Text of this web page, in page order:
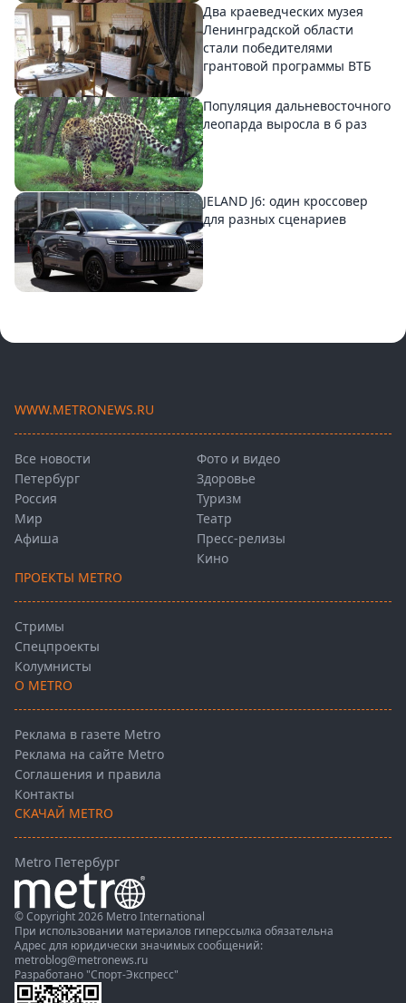
Два краеведческих музея
Ленинградской области
стали победителями
грантовой программы ВТБ
Популяция дальневосточного
леопарда выросла в 6 раз
JELAND J6: один кроссовер
для разных сценариев
WWW.METRONEWS.RU
Все новости
Петербург
Россия
Мир
Афиша
Фото и видео
Здоровье
Туризм
Театр
Пресс-релизы
Кино
ПРОЕКТЫ METRO
Стримы
Спецпроекты
Колумнисты
О METRO
Реклама в газете Metro
Реклама на сайте Metro
Соглашения и правила
Контакты
СКАЧАЙ METRO
Metro Петербург
© Copyright 2026 Metro International
При использовании материалов гиперссылка обязательна
Адрес для юридически значимых сообщений:
metroblog@metronews.ru
Разработано "Спорт-Экспресс"